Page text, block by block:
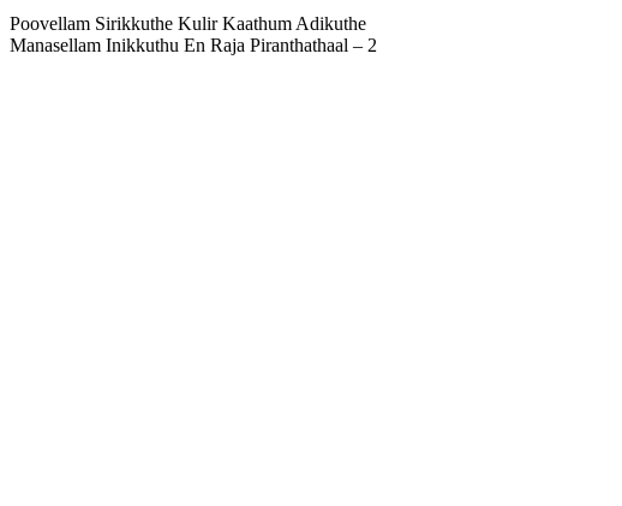
Poovellam Sirikkuthe Kulir Kaathum Adikuthe
Manasellam Inikkuthu En Raja Piranthathaal – 2